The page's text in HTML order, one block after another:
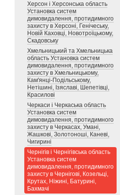
Херсон і Херсонська область
Установка систем
димовидалення, протидимного
захисту в Херсоні, Генічеську,
Новій Каховці, Новотроїцькому,
Скадовську
Хмельницький та Хмельницька
область Установка систем
димовидалення, протидимного
захисту в Хмельницькому,
Кам'янці-Подільському,
Нетішині, Ізяславі, Шепетівці,
Красилові
Черкаси і Черкаська область
Установка систем
димовидалення, протидимного
захисту в Черкасах, Умані,
Жашкові, Золотоноші, Каневі,
Чигирині
Чернігів і Чернігівська область
Установка систем
димовидалення, протидимного
захисту в Чернігові, Козельці,
Крутах, Ніжині, Батурині,
Бахмачі